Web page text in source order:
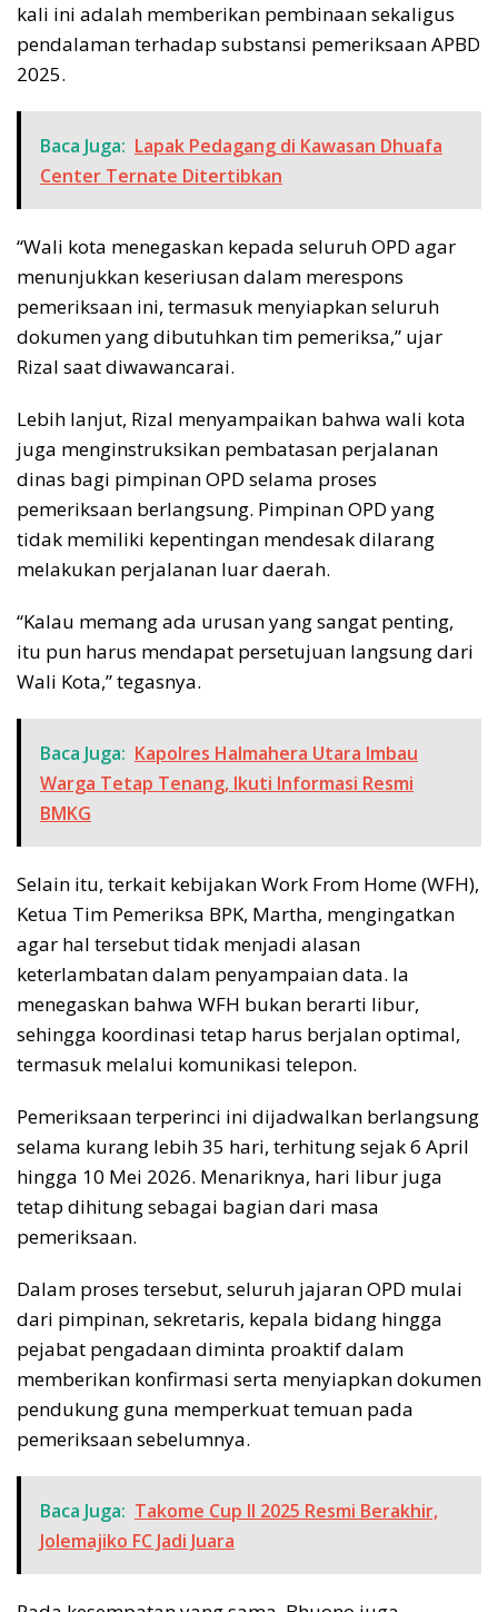
kali ini adalah memberikan pembinaan sekaligus
pendalaman terhadap substansi pemeriksaan APBD
2025.
Baca Juga: Lapak Pedagang di Kawasan Dhuafa
Center Ternate Ditertibkan
“Wali kota menegaskan kepada seluruh OPD agar
menunjukkan keseriusan dalam merespons
pemeriksaan ini, termasuk menyiapkan seluruh
dokumen yang dibutuhkan tim pemeriksa,” ujar
Rizal saat diwawancarai.
Lebih lanjut, Rizal menyampaikan bahwa wali kota
juga menginstruksikan pembatasan perjalanan
dinas bagi pimpinan OPD selama proses
pemeriksaan berlangsung. Pimpinan OPD yang
tidak memiliki kepentingan mendesak dilarang
melakukan perjalanan luar daerah.
“Kalau memang ada urusan yang sangat penting,
itu pun harus mendapat persetujuan langsung dari
Wali Kota,” tegasnya.
Baca Juga: Kapolres Halmahera Utara Imbau
Warga Tetap Tenang, Ikuti Informasi Resmi
BMKG
Selain itu, terkait kebijakan Work From Home (WFH),
Ketua Tim Pemeriksa BPK, Martha, mengingatkan
agar hal tersebut tidak menjadi alasan
keterlambatan dalam penyampaian data. Ia
menegaskan bahwa WFH bukan berarti libur,
sehingga koordinasi tetap harus berjalan optimal,
termasuk melalui komunikasi telepon.
Pemeriksaan terperinci ini dijadwalkan berlangsung
selama kurang lebih 35 hari, terhitung sejak 6 April
hingga 10 Mei 2026. Menariknya, hari libur juga
tetap dihitung sebagai bagian dari masa
pemeriksaan.
Dalam proses tersebut, seluruh jajaran OPD mulai
dari pimpinan, sekretaris, kepala bidang hingga
pejabat pengadaan diminta proaktif dalam
memberikan konfirmasi serta menyiapkan dokumen
pendukung guna memperkuat temuan pada
pemeriksaan sebelumnya.
Baca Juga: Takome Cup II 2025 Resmi Berakhir,
Jolemajiko FC Jadi Juara